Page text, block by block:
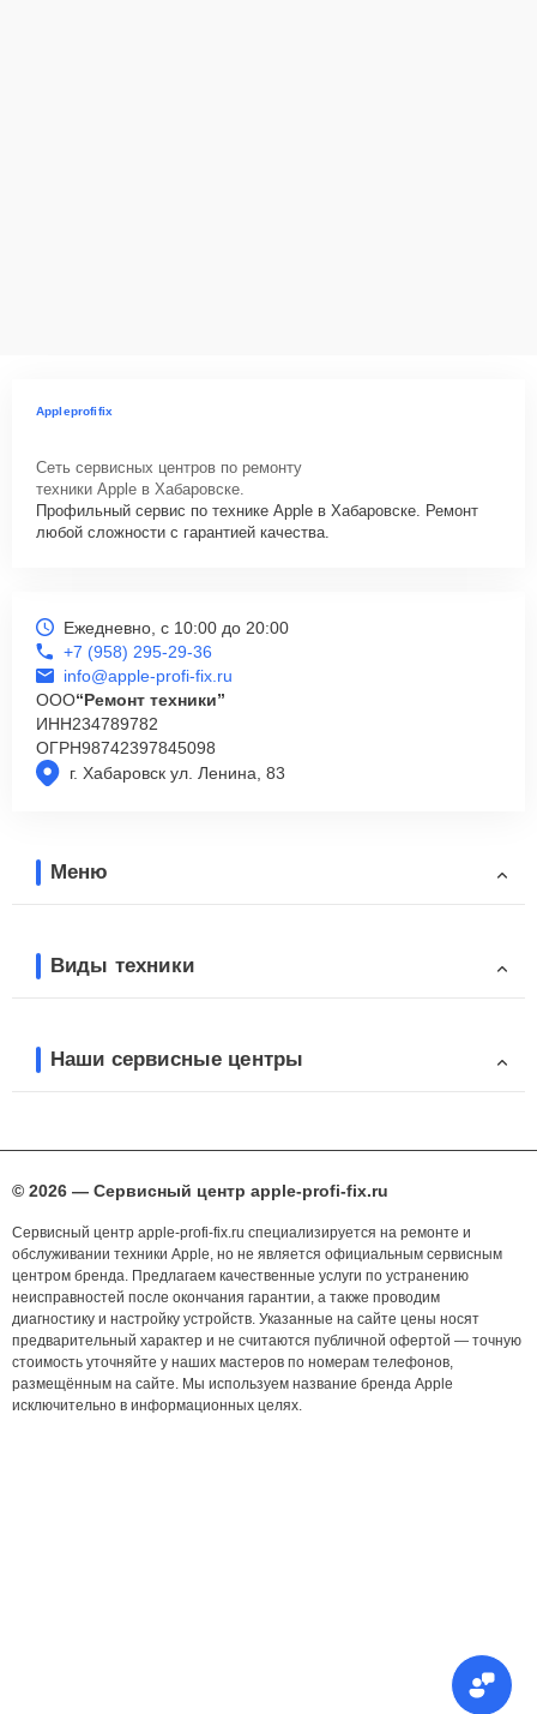
Appleprofifix
Сеть сервисных центров по ремонту
техники Apple в Хабаровске.
Профильный сервис по технике Apple в Хабаровске. Ремонт
любой сложности с гарантией качества.
г. Хабаровск ул. Ленина, 83
Ежедневно, с 10:00 до 20:00
+7 (958) 295-29-36
info@apple-profi-fix.ru
ООО“Ремонт техники”
ИНН234789782
ОГРН98742397845098
Меню
Виды техники
Наши сервисные центры
© 2026 — Сервисный центр apple-profi-fix.ru
Сервисный центр apple-profi-fix.ru специализируется на ремонте и
обслуживании техники Apple, но не является официальным сервисным
центром бренда. Предлагаем качественные услуги по устранению
неисправностей после окончания гарантии, а также проводим
диагностику и настройку устройств. Указанные на сайте цены носят
предварительный характер и не считаются публичной офертой — точную
стоимость уточняйте у наших мастеров по номерам телефонов,
размещённым на сайте. Мы используем название бренда Apple
исключительно в информационных целях.